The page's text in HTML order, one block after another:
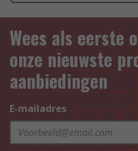
Wees als eerste
onze nieuwste
aanbiedingen
E-mailadres